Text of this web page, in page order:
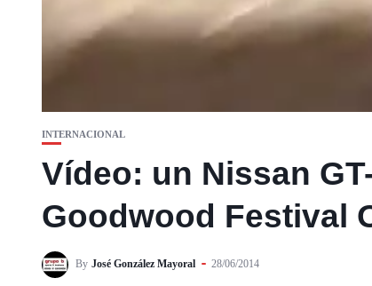
INTERNACIONAL
Vídeo: un Nissan
Goodwood Festival
By José González Mayoral 28/06/2014